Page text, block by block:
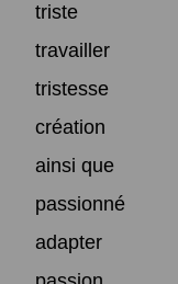
triste
travailler
tristesse
création
ainsi que
passionné
adapter